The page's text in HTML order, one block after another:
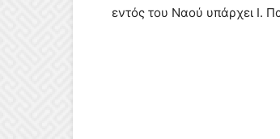
εντός του Ναού υπάρχει Ι.